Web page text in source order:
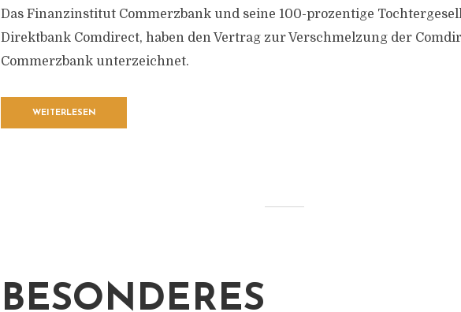
Das Finanzinstitut Commerzbank und seine 100-prozentige
Direktbank Comdirect, haben den Vertrag zur Verschmelzung der
Commerzbank unterzeichnet.
WEITERLESEN
BESONDERES